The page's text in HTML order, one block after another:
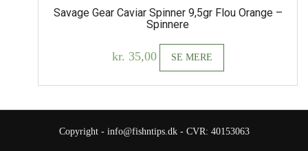
Savage Gear Caviar Spinner 9,5gr Flou Orange –
Spinnere
kr. 35,00 SE MERE
Copyright - info@fishntips.dk - CVR: 40153063